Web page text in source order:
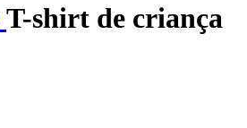
T-shirt de criança